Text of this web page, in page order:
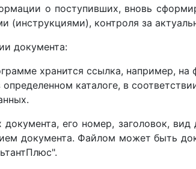
о поступивших, вновь
контроля за
документа:
хранится ссылка, например,
каталоге, в
его номер, заголовок,
документа. Файлом может быть